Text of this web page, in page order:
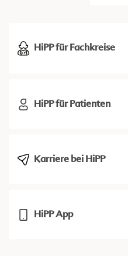
HiPP für Fachkreise
HiPP für Patienten
Karriere bei HiPP
HiPP App